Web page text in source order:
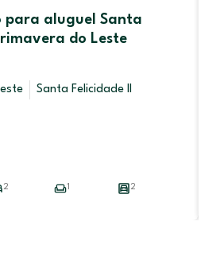
aluguel Santa
do Leste
Santa Felicidade II
2 1 2